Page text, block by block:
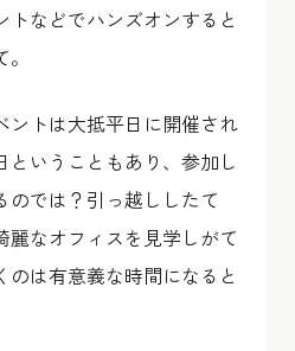
などでハンズオンすると
ントは大抵平日に開催され
ということもあり、参加し
のでは？引っ越ししたて
麗なオフィスを見学しがて
のは有意義な時間になると